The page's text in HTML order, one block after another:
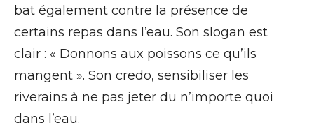
bat également contre la présence de
certains repas dans l’eau. Son slogan est
clair : « Donnons aux poissons ce qu’ils
mangent ». Son credo, sensibiliser les
riverains à ne pas jeter du n’importe quoi
dans l’eau.